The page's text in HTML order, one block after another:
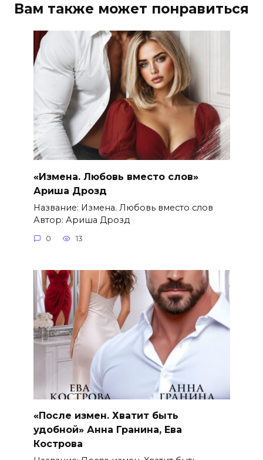
Вам также может понравиться
«Измена. Любовь вместо слов»
Ариша Дрозд
Название: Измена. Любовь вместо слов
Автор: Ариша Дрозд
0 13
«После измен. Хватит быть
удобной» Анна Гранина, Ева
Кострова